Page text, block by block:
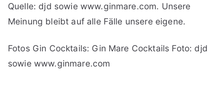
Quelle: djd sowie www.ginmare.com. Unsere
Meinung bleibt auf alle Fälle unsere eigene.
Fotos Gin Cocktails: Gin Mare Cocktails Foto: djd
sowie www.ginmare.com